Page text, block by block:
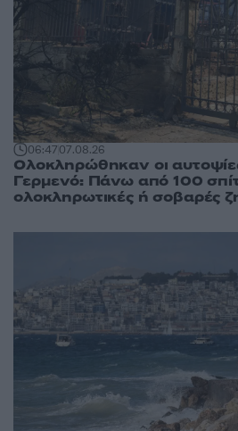
06:4707.08.26
Ολοκληρώθηκαν οι
Γερμενό: Πάνω από 100
ολοκληρωτικές ή σοβαρές